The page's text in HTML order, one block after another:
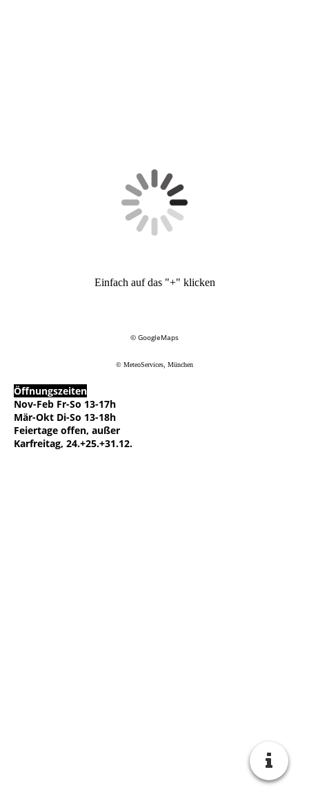
Einfach auf das "+" klicken
© GoogleMaps
© MeteoServices, München
Öffnungszeiten
Nov-Feb Fr-So 13-17h
Mär-Okt Di-So 13-18h
Feiertage offen, außer
Karfreitag, 24.+25.+31.12.